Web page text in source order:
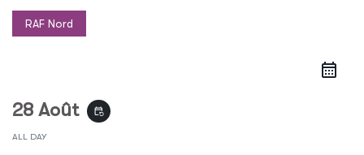
RAF Nord
28 Août event_repeat
ALL DAY